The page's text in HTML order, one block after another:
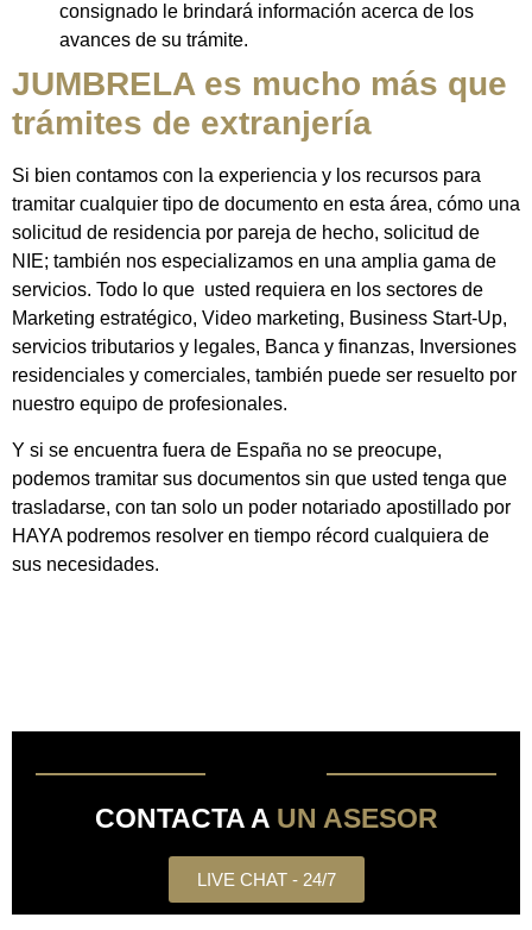
consignado le brindará información acerca de los
avances de su trámite.
JUMBRELA es mucho más que
trámites de extranjería
Si bien contamos con la experiencia y los recursos para
tramitar cualquier tipo de documento en esta área, cómo una
solicitud de residencia por pareja de hecho, solicitud de
NIE; también nos especializamos en una amplia gama de
servicios. Todo lo que usted requiera en los sectores de
Marketing estratégico, Video marketing, Business Start-Up,
servicios tributarios y legales, Banca y finanzas, Inversiones
residenciales y comerciales, también puede ser resuelto por
nuestro equipo de profesionales.
Y si se encuentra fuera de España no se preocupe,
podemos tramitar sus documentos sin que usted tenga que
trasladarse, con tan solo un poder notariado apostillado por
HAYA podremos resolver en tiempo récord cualquiera de
sus necesidades.
CONTACTA A UN ASESOR
LIVE CHAT - 24/7